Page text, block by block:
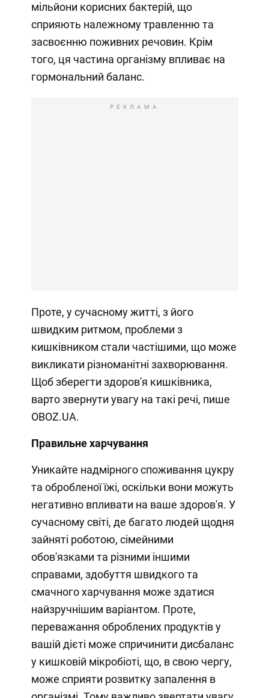
мільйони корисних бактерій, що
сприяють належному травленню та
засвоєнню поживних речовин. Крім
того, ця частина організму впливає на
гормональний баланс.
РЕКЛАМА
Проте, у сучасному житті, з його
швидким ритмом, проблеми з
кишківником стали частішими, що може
викликати різноманітні захворювання.
Щоб зберегти здоров'я кишківника,
варто звернути увагу на такі речі, пише
OBOZ.UA.
Правильне харчування
Уникайте надмірного споживання цукру
та обробленої їжі, оскільки вони можуть
негативно впливати на ваше здоров'я. У
сучасному світі, де багато людей щодня
зайняті роботою, сімейними
обов'язками та різними іншими
справами, здобуття швидкого та
смачного харчування може здатися
найзручнішим варіантом. Проте,
переважання оброблених продуктів у
вашій дієті може спричинити дисбаланс
у кишковій мікробіоті, що, в свою чергу,
може сприяти розвитку запалення в